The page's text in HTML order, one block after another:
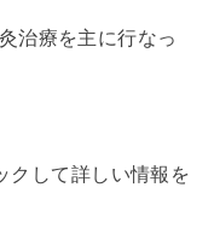
治療を主に行なっ
クして詳しい情報を